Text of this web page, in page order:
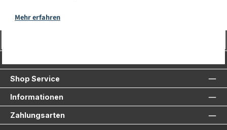
Mehr erfahren
Shop Service
Informationen
Zahlungsarten